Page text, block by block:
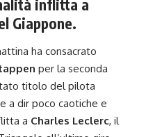
inflitta a
Giappone.
ha consacrato
per la seconda
titolo del pilota
a dir poco caotiche e
a Charles Leclerc, il